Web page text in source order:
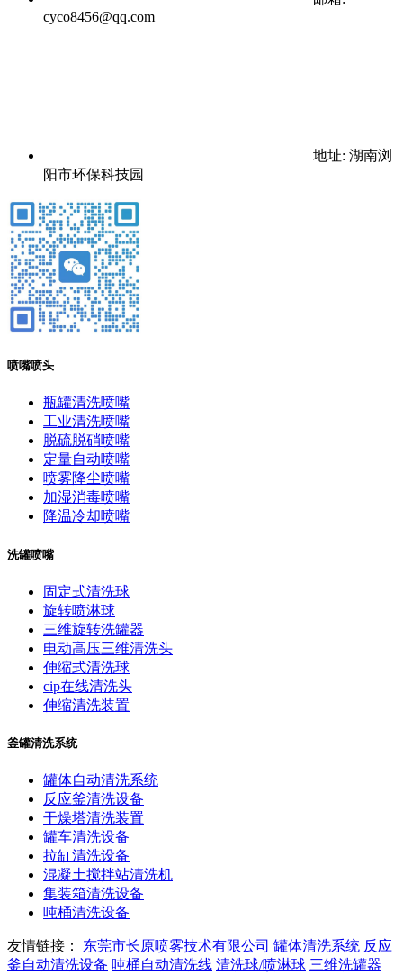
cyco8456@qq.com
地址: 湖南浏
阳市环保科技园
喷嘴喷头
瓶罐清洗喷嘴
工业清洗喷嘴
脱硫脱硝喷嘴
定量自动喷嘴
喷雾降尘喷嘴
加湿消毒喷嘴
降温冷却喷嘴
洗罐喷嘴
固定式清洗球
旋转喷淋球
三维旋转洗罐器
电动高压三维清洗头
伸缩式清洗球
cip在线清洗头
伸缩清洗装置
釜罐清洗系统
罐体自动清洗系统
反应釜清洗设备
干燥塔清洗装置
罐车清洗设备
拉缸清洗设备
混凝土搅拌站清洗机
集装箱清洗设备
吨桶清洗设备
友情链接： 东莞市长原喷雾技术有限公司 罐体清洗系统 反应
釜自动清洗设备 吨桶自动清洗线 清洗球/喷淋球 三维洗罐器